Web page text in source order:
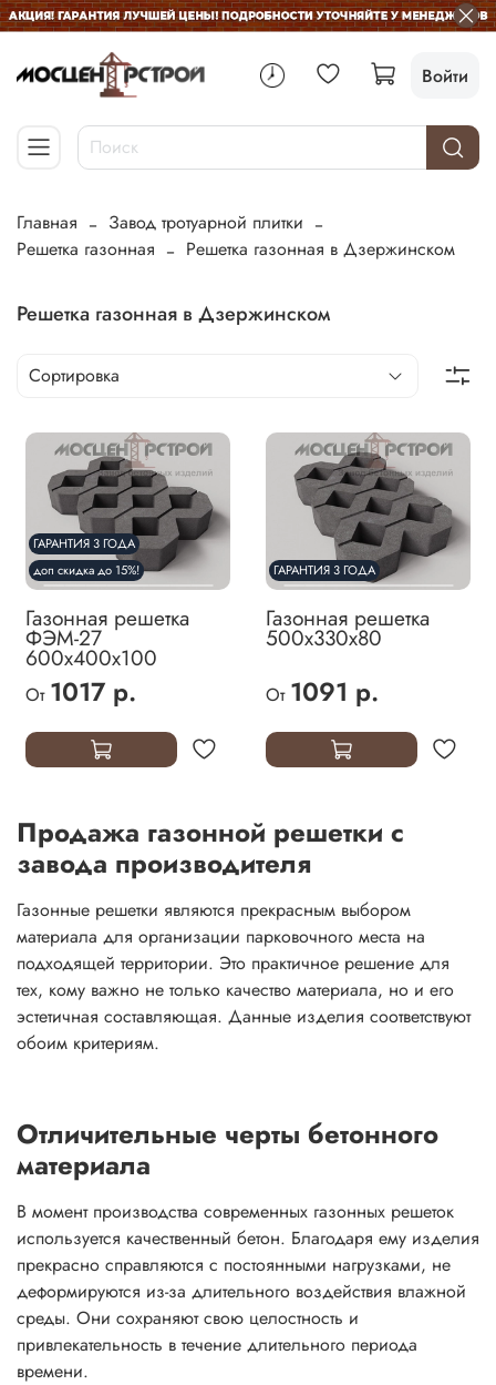
Войти
Главная
Завод тротуарной плитки
Решетка газонная
Решетка газонная в Дзержинском
Решетка газонная в Дзержинском
ГАРАНТИЯ 3 ГОДА
доп скидка до 15%!
Газонная решетка
ФЭМ-27
600х400х100
От 1017 р.
ГАРАНТИЯ 3 ГОДА
Газонная решетка
500х330х80
От 1091 р.
Продажа газонной решетки с
завода производителя
Газонные решетки являются прекрасным выбором
материала для организации парковочного места на
подходящей территории. Это практичное решение для
тех, кому важно не только качество материала, но и его
эстетичная составляющая. Данные изделия соответствуют
обоим критериям.
Отличительные черты бетонного
материала
В момент производства современных газонных решеток
используется качественный бетон. Благодаря ему изделия
прекрасно справляются с постоянными нагрузками, не
деформируются из-за длительного воздействия влажной
среды. Они сохраняют свою целостность и
привлекательность в течение длительного периода
времени.